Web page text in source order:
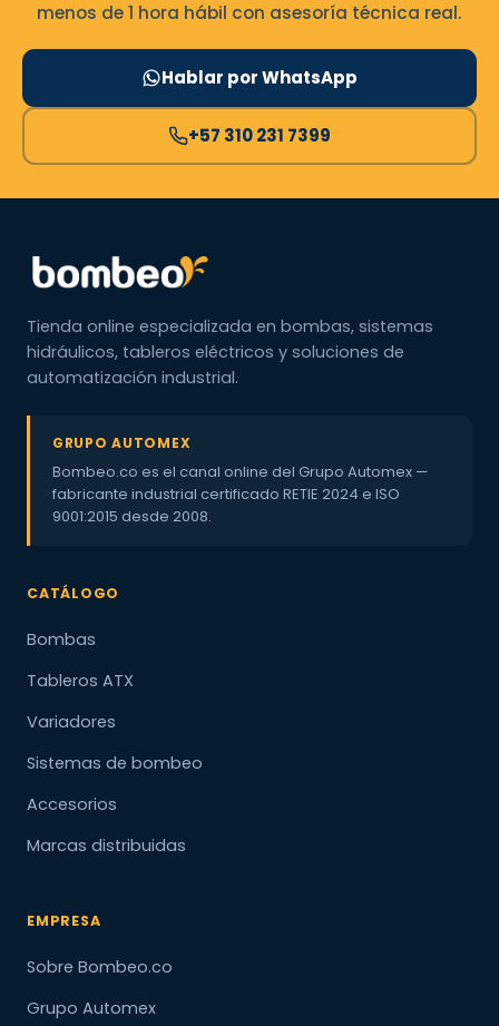
menos de 1 hora hábil con asesoría técnica real.
Hablar por WhatsApp
+57 310 231 7399
Tienda online especializada en bombas, sistemas
hidráulicos, tableros eléctricos y soluciones de
automatización industrial.
GRUPO AUTOMEX
Bombeo.co es el canal online del Grupo Automex —
fabricante industrial certificado RETIE 2024 e ISO
9001:2015 desde 2008.
CATÁLOGO
Bombas
Tableros ATX
Variadores
Sistemas de bombeo
Accesorios
Marcas distribuidas
EMPRESA
Sobre Bombeo.co
Grupo Automex